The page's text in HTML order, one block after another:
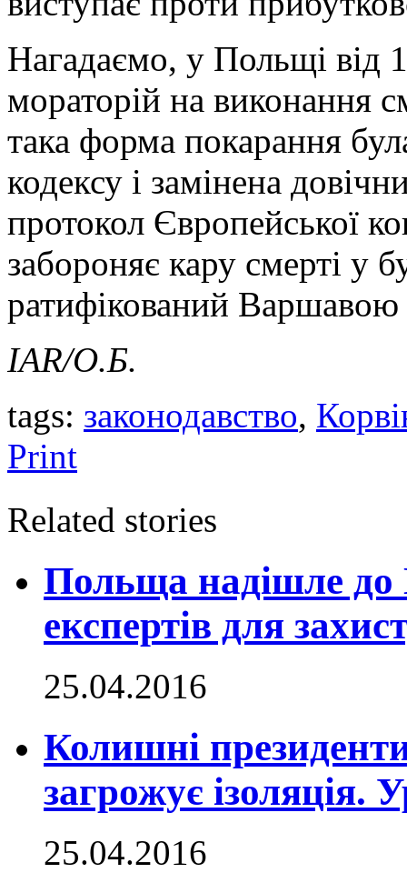
Нагадаємо, у Польщі від
мораторій на виконання
така форма покарання
кодексу і замінена
протокол Європейської
забороняє кару смерті у
ратифікований
IAR/О.Б.
tags: законодавство,
Print
Related stories
Польща надішле до
експертів для
25.04.2016
Колишні
загрожує ізоляція.
25.04.2016